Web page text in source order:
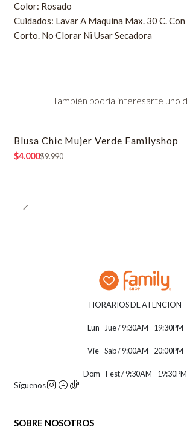
Color: Rosado
Cuidados: Lavar A Maquina Max. 30 C.
Corto. No Clorar Ni Usar Secadora
También podría interesarte uno
-60% OFF
Blusa Chic Mujer Verde Familyshop
$4.000$9.990
HORARIOS DE ATENCION
Lun - Jue / 9:30AM - 19:30PM
Vie - Sab / 9:00AM - 20:00PM
Dom - Fest / 9:30AM - 19:30PM
Síguenos
SOBRE NOSOTROS